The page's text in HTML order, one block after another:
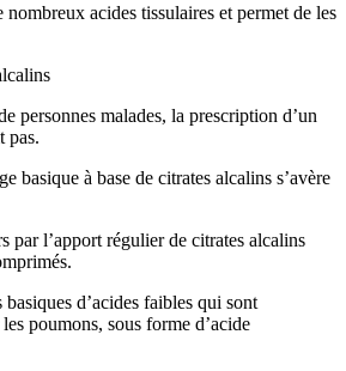
acides tissulaires et permet de les
personnes malades, la prescription d’un
pas.
basique à base de citrates alcalins s’avère
par l’apport régulier de citrates alcalins
basiques d’acides faibles qui sont
poumons, sous forme d’acide